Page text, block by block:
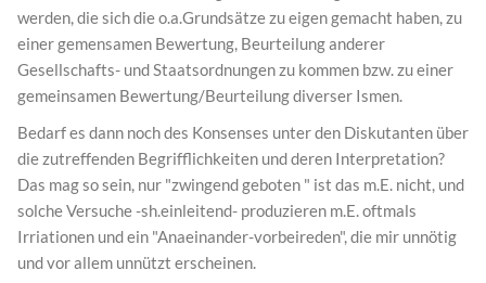
werden, die sich die o.a.Grundsätze zu eigen gemacht haben, zu
einer gemensamen Bewertung, Beurteilung anderer
Gesellschafts- und Staatsordnungen zu kommen bzw. zu einer
gemeinsamen Bewertung/Beurteilung diverser Ismen.
Bedarf es dann noch des Konsenses unter den Diskutanten über
die zutreffenden Begrifflichkeiten und deren Interpretation?
Das mag so sein, nur "zwingend geboten " ist das m.E. nicht, und
solche Versuche -sh.einleitend- produzieren m.E. oftmals
Irriationen und ein "Anaeinander-vorbeireden", die mir unnötig
und vor allem unnützt erscheinen.